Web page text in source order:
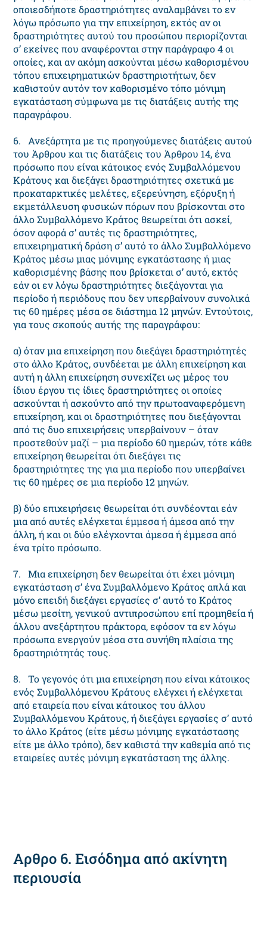
οποιεσδήποτε δραστηριότητες αναλαμβάνει το εν
λόγω πρόσωπο για την επιχείρηση, εκτός αν οι
δραστηριότητες αυτού του προσώπου περιορίζονται
σ’ εκείνες που αναφέρονται στην παράγραφο 4 οι
οποίες, και αν ακόμη ασκούνται μέσω καθορισμένου
τόπου επιχειρηματικών δραστηριοτήτων, δεν
καθιστούν αυτόν τον καθορισμένο τόπο μόνιμη
εγκατάσταση σύμφωνα με τις διατάξεις αυτής της
παραγράφου.
6. Ανεξάρτητα με τις προηγούμενες διατάξεις αυτού
του Άρθρου και τις διατάξεις του Άρθρου 14, ένα
πρόσωπο που είναι κάτοικος ενός Συμβαλλόμενου
Κράτους και διεξάγει δραστηριότητες σχετικά με
προκαταρκτικές μελέτες, εξερεύνηση, εξόρυξη ή
εκμετάλλευση φυσικών πόρων που βρίσκονται στο
άλλο Συμβαλλόμενο Κράτος θεωρείται ότι ασκεί,
όσον αφορά σ’ αυτές τις δραστηριότητες,
επιχειρηματική δράση σ’ αυτό το άλλο Συμβαλλόμενο
Κράτος μέσω μιας μόνιμης εγκατάστασης ή μιας
καθορισμένης βάσης που βρίσκεται σ’ αυτό, εκτός
εάν οι εν λόγω δραστηριότητες διεξάγονται για
περίοδο ή περιόδους που δεν υπερβαίνουν συνολικά
τις 60 ημέρες μέσα σε διάστημα 12 μηνών. Εντούτοις,
για τους σκοπούς αυτής της παραγράφου:
α) όταν μια επιχείρηση που διεξάγει δραστηριότητές
στο άλλο Κράτος, συνδέεται με άλλη επιχείρηση και
αυτή η άλλη επιχείρηση συνεχίζει ως μέρος του
ίδιου έργου τις ίδιες δραστηριότητες οι οποίες
ασκούνται ή ασκούντο από την πρωτοαναφερόμενη
επιχείρηση, και οι δραστηριότητες που διεξάγονται
από τις δυο επιχειρήσεις υπερβαίνουν – όταν
προστεθούν μαζί – μια περίοδο 60 ημερών, τότε κάθε
επιχείρηση θεωρείται ότι διεξάγει τις
δραστηριότητες της για μια περίοδο που υπερβαίνει
τις 60 ημέρες σε μια περίοδο 12 μηνών.
β) δύο επιχειρήσεις θεωρείται ότι συνδέονται εάν
μια από αυτές ελέγχεται έμμεσα ή άμεσα από την
άλλη, ή και οι δύο ελέγχονται άμεσα ή έμμεσα από
ένα τρίτο πρόσωπο.
7. Μια επιχείρηση δεν θεωρείται ότι έχει μόνιμη
εγκατάσταση σ’ ένα Συμβαλλόμενο Κράτος απλά και
μόνο επειδή διεξάγει εργασίες σ’ αυτό το Κράτος
μέσω μεσίτη, γενικού αντιπροσώπου επί προμηθεία ή
άλλου ανεξάρτητου πράκτορα, εφόσον τα εν λόγω
πρόσωπα ενεργούν μέσα στα συνήθη πλαίσια της
δραστηριότητάς τους.
8. Το γεγονός ότι μια επιχείρηση που είναι κάτοικος
ενός Συμβαλλόμενου Κράτους ελέγχει ή ελέγχεται
από εταιρεία που είναι κάτοικος του άλλου
Συμβαλλόμενου Κράτους, ή διεξάγει εργασίες σ’ αυτό
το άλλο Κράτος (είτε μέσω μόνιμης εγκατάστασης
είτε με άλλο τρόπο), δεν καθιστά την καθεμία από τις
εταιρείες αυτές μόνιμη εγκατάσταση της άλλης.
Αρθρο 6. Εισόδημα από ακίνητη
περιουσία